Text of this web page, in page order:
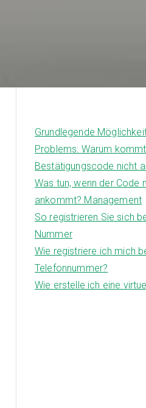
Grundlegende
Problems: Warum
Bestätigungscode nicht
Was tun, wenn der Code
ankommt? Management
So registrieren Sie sich
Nummer
Wie registriere ich mich
Telefonnummer?
Wie erstelle ich eine